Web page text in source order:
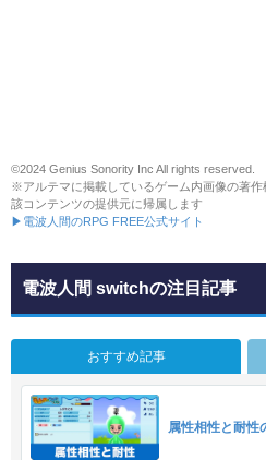
©2024 Genius Sonority Inc All rights reserved.
※アルテマに掲載しているゲーム内画像の著
該コンテンツの提供元に帰属します
▶電波人間のRPG FREE公式サイト
電波人間 switchの注目記事
おすすめ記事
属性相性と耐性